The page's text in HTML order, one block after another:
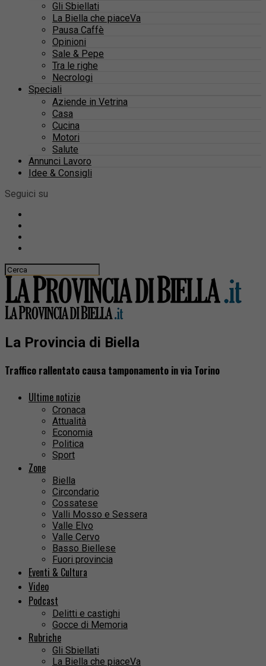
Gli Sbiellati
La Biella che piaceVa
Pausa Caffè
Opinioni
Sale & Pepe
Tra le righe
Necrologi
Speciali
Aziende in Vetrina
Casa
Cucina
Motori
Salute
Annunci Lavoro
Idee & Consigli
Seguici su
La Provincia di Biella
Traffico rallentato causa tamponamento in via Torino
Ultime notizie
Cronaca
Attualità
Economia
Politica
Sport
Zone
Biella
Circondario
Cossatese
Valli Mosso e Sessera
Valle Elvo
Valle Cervo
Basso Biellese
Fuori provincia
Eventi & Cultura
Video
Podcast
Delitti e castighi
Gocce di Memoria
Rubriche
Gli Sbiellati
La Biella che piaceVa